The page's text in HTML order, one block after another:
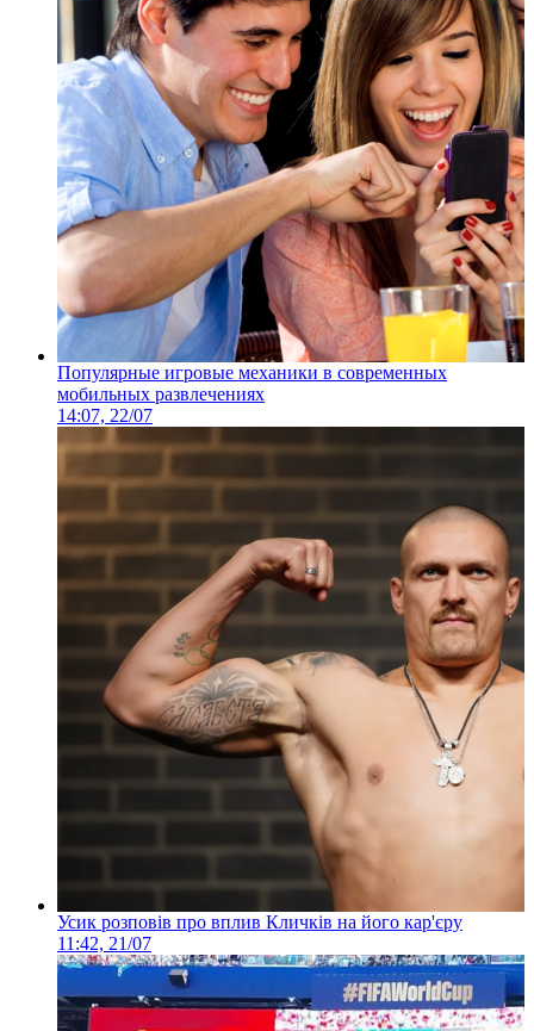
Популярные игровые механики в современных
мобильных развлечениях
14:07, 22/07
Усик розповів про вплив Кличків на його кар'єру
11:42, 21/07